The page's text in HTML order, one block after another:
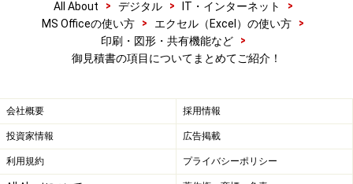
All About > デジタル > IT・インターネット
>
MS Officeの使い方
> エクセル（Excel）の使い方
>
印刷・図形・共有機能など
>
御見積書の項目についてまとめてご紹介！
会社概要 採用情報
投資家情報 広告掲載
利用規約 プライバシーポリシー